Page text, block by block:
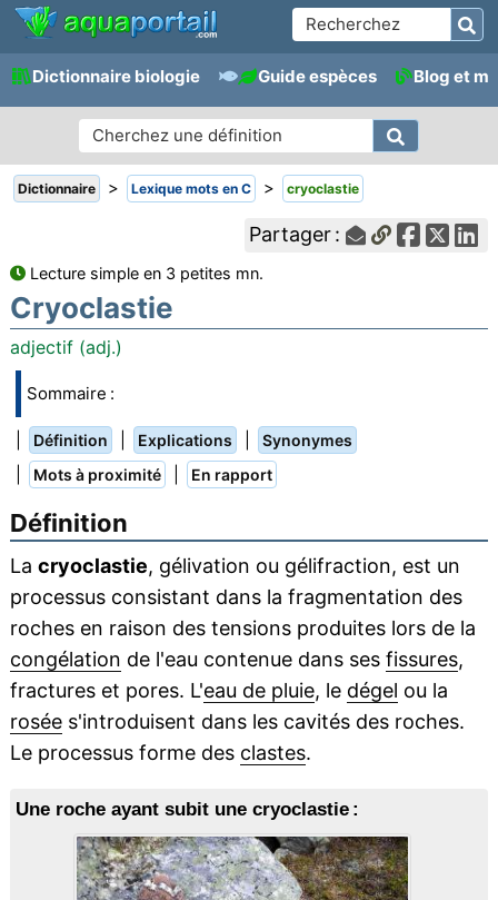
Dictionnaire biologie Guide espèces Blog et
Dictionnaire > Lexique mots en C > cryoclastie
Partager :
Lecture simple en 3 petites mn.
Cryoclastie
adjectif (adj.)
Sommaire :
Définition Explications Synonymes
Mots à proximité En rapport
Définition
La cryoclastie, gélivation ou gélifraction, est un
processus consistant dans la fragmentation des
roches en raison des tensions produites lors de la
congélation de l'eau contenue dans ses fissures,
fractures et pores. L'eau de pluie, le dégel ou la
rosées'introduisent dans les cavités des roches.
Le processus forme des clastes.
Une roche ayant subit une cryoclastie :